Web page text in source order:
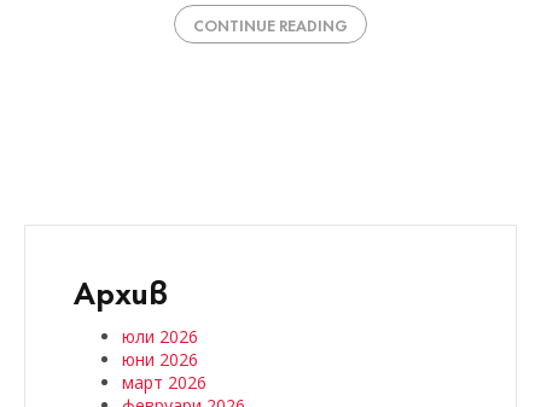
CONTINUE READING
Архив
юли 2026
юни 2026
март 2026